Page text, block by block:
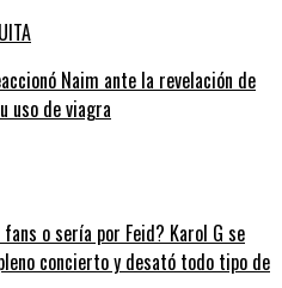
Naim ante la revelación de
uso de viagra
o sería por Feid? Karol G se
concierto y desató todo tipo de